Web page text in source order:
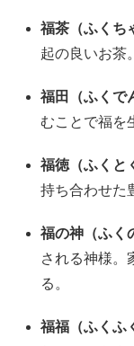
福茶（ふくち
起の良いお茶
福田（ふくで
むことで福を
福徳（ふくと
持ち合わせた
福の神（ふく
される神様。
る。
福福（ふくふ